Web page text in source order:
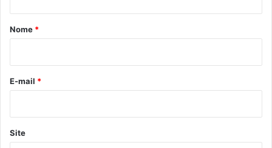
r
*
Nome *
E-mail *
Site